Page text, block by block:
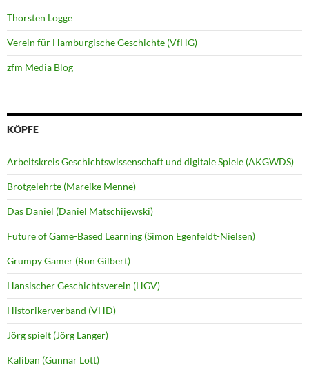
Thorsten Logge
Verein für Hamburgische Geschichte (VfHG)
zfm Media Blog
KÖPFE
Arbeitskreis Geschichtswissenschaft und digitale Spiele (AKGWDS)
Brotgelehrte (Mareike Menne)
Das Daniel (Daniel Matschijewski)
Future of Game-Based Learning (Simon Egenfeldt-Nielsen)
Grumpy Gamer (Ron Gilbert)
Hansischer Geschichtsverein (HGV)
Historikerverband (VHD)
Jörg spielt (Jörg Langer)
Kaliban (Gunnar Lott)